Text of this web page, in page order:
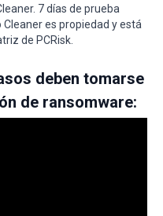
7 días de prueba
es propiedad y está
de PCRisk.
deben tomarse
de ransomware: